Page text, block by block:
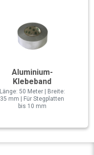
Aluminium-
Klebeband
Länge: 50 Meter | Breite:
35 mm | Für Stegplatten
bis 10 mm